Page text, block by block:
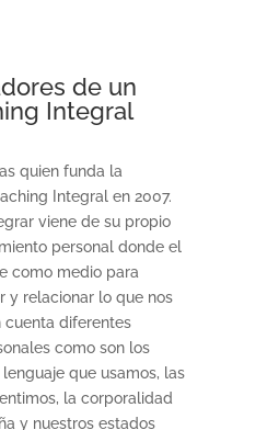
de un
Integral
quien funda la
Integral en 2007.
viene de su propio
personal donde el
como medio para
y relacionar lo que nos
cuenta diferentes
como son los
que usamos, las
la corporalidad
y nuestros estados